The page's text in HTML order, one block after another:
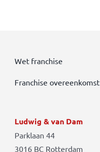
Wet franchise
Franchise overeenkomst
Ludwig & van Dam
Parklaan 44
3016 BC Rotterdam